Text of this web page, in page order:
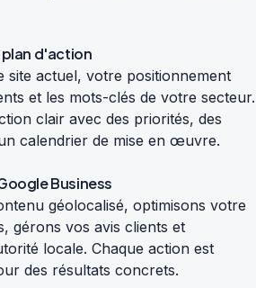
plan d'action
site actuel, votre positionnement
et les mots-clés de votre secteur.
clair avec des priorités, des
calendrier de mise en œuvre.
Business
géolocalisé, optimisons votre
gérons vos avis clients et
locale. Chaque action est
des résultats concrets.